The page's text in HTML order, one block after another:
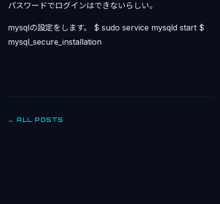
パスワードでログインはできないらしい。
mysqlの設定をします。 $ sudo service mysqld start $
mysql_secure_installation
← ALL POSTS